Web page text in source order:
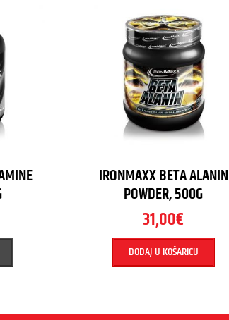
IRONMAXX BETA ALANIN
POWDER, 500G
31,00€
DODAJ U KOŠARICU